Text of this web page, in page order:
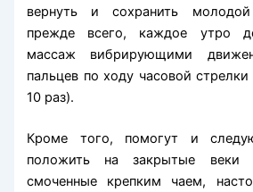
вернуть и сохранить
прежде всего, каждое утро
массаж вибрирующими
пальцев по ходу часовой
10 раз).
Кроме того, помогут и
положить на закрытые веки
смоченные крепким чаем,